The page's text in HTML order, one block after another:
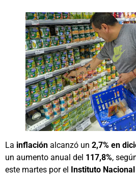
La inflación alcanzó un 2,7% en
un aumento anual del 117,8%,
este martes por el Instituto